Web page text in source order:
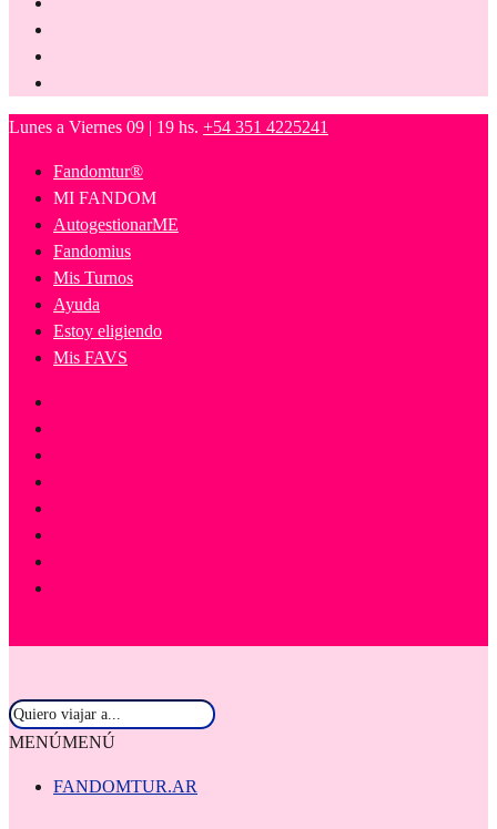
Lunes a Viernes 09 | 19 hs. +54 351 4225241
Fandomtur®
MI FANDOM
AutogestionarME
Fandomius
Mis Turnos
Ayuda
Estoy eligiendo
Mis FAVS
MENÚMENÚ
FANDOMTUR.AR